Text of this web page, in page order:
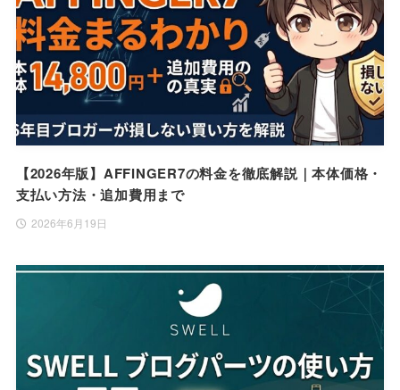
【2026年版】AFFINGER7の料金を徹底解説｜本体価格・
支払い方法・追加費用まで
2026年6月19日